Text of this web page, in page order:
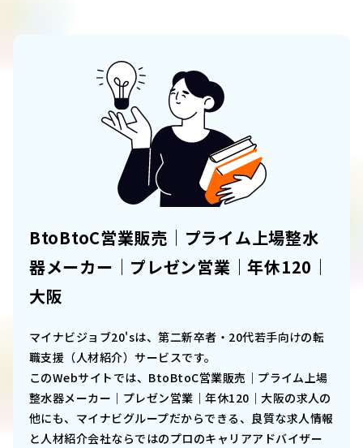
BtoBtoC営業販売｜プライム上場整水
器メーカー｜プレゼン営業｜年休120｜
大阪
マイナビジョブ20'sは、第二新卒者・20代若手向けの転
職支援（人材紹介）サービスです。
このWebサイトでは、 BtoBtoC営業販売｜プライム上場
整水器メーカー｜プレゼン営業｜年休120｜大阪の求人の
他にも、マイナビグループだからできる、良質な求人情報
と人材紹介会社ならではのプロのキャリアアドバイザー